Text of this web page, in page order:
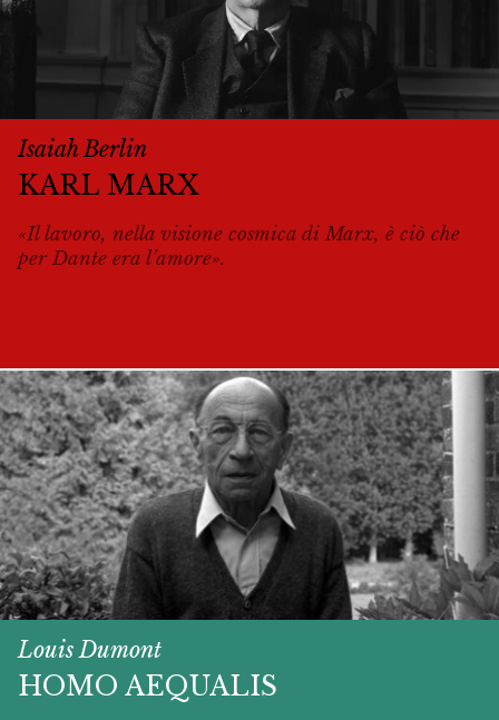
Isaiah Berlin
KARL MARX
«Il lavoro, nella visione cosmica di Marx, è ciò che
per Dante era l’amore».
Louis Dumont
HOMO AEQUALIS